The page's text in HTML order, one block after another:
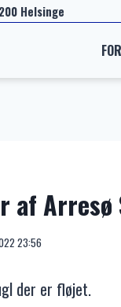
Helsinge
af
23:56
der er fløjet.